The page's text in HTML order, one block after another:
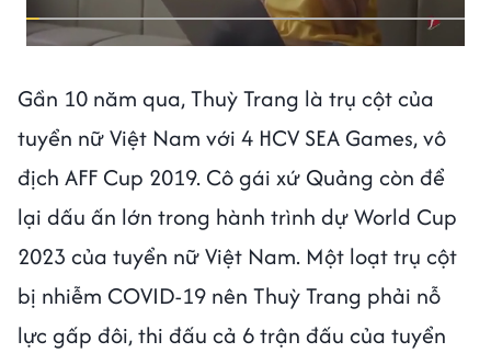
Gần 10 năm qua, Thuỳ Trang là trụ cột của
tuyển nữ Việt Nam với 4 HCV SEA Games, vô
địch AFF Cup 2019. Cô gái xứ Quảng còn để
lại dấu ấn lớn trong hành trình dự World Cup
2023 của tuyển nữ Việt Nam. Một loạt trụ cột
bị nhiễm COVID-19 nên Thuỳ Trang phải nỗ
lực gấp đôi, thi đấu cả 6 trận đấu của tuyển